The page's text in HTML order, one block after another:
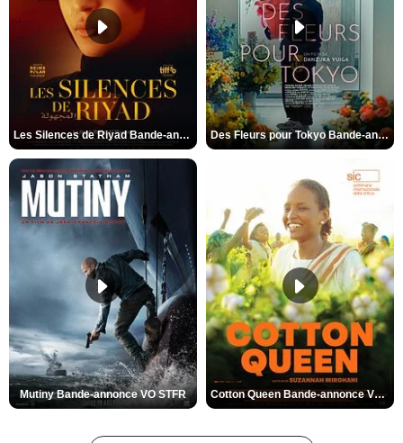
Les Silences de Riyad Bande-annonce VO STFR Des Fleurs pour Tokyo Bande-annonce VO STFR
Mutiny Bande-annonce VO STFR Cotton Queen Bande-annonce VO STFR